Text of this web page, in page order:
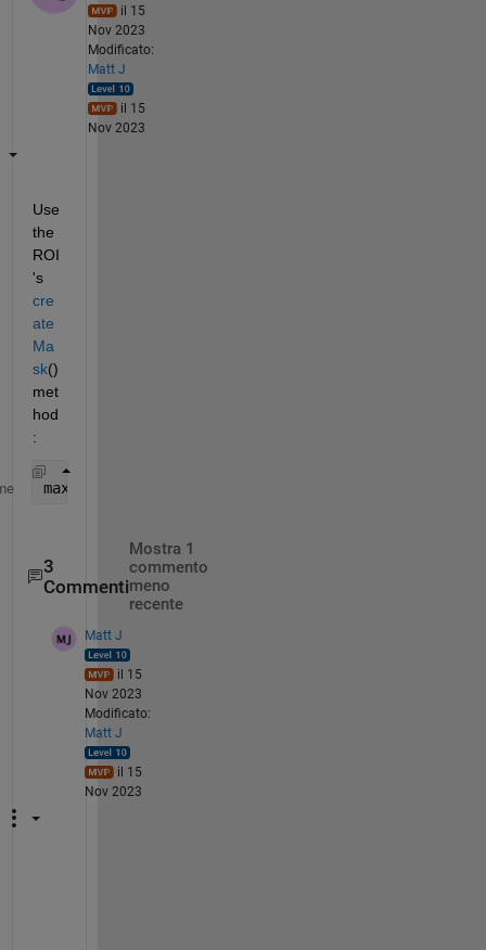
il 15
Nov 2023
Modificato:
Matt J
il 15
Nov 2023
Use
the
ROI
's
cre
ate
Ma
sk()
met
hod
:
max(yourImage(roi.createMask))
3
Commenti
Mostra 1
commento
meno
recente
Matt J
il 15
Nov 2023
Modificato:
Matt J
il 15
Nov 2023